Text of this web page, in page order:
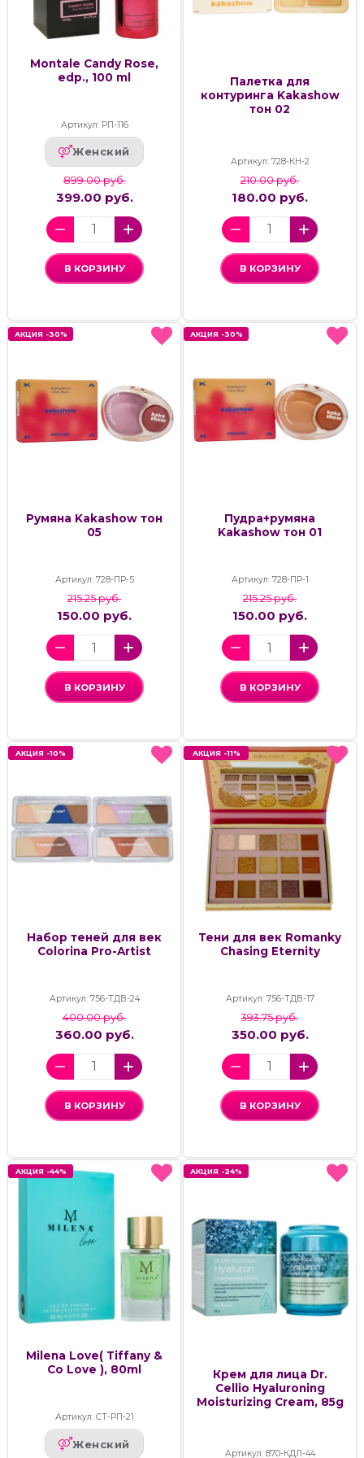
Montale Candy Rose,
edp., 100 ml
Артикул: РП-116
Женский
899.00 руб.
399.00 руб.
В КОРЗИНУ
Палетка для
контуринга Kakashow
тон 02
Артикул: 728-КН-2
210.00 руб.
180.00 руб.
В КОРЗИНУ
АКЦИЯ -30%
Румяна Kakashow тон
05
Артикул: 728-ПР-5
АКЦИЯ -30%
215.25 руб.
150.00 руб.
В КОРЗИНУ
АКЦИЯ -30%
Пудра+румяна
Kakashow тон 01
Артикул: 728-ПР-1
АКЦИЯ -30%
215.25 руб.
150.00 руб.
В КОРЗИНУ
АКЦИЯ -10%
Набор теней для век
Colorina Pro-Artist
Артикул: 756-ТДВ-24
АКЦИЯ -10%
400.00 руб.
360.00 руб.
В КОРЗИНУ
АКЦИЯ -11%
Тени для век Romanky
Chasing Eternity
Артикул: 756-ТДВ-17
АКЦИЯ -11%
393.75 руб.
350.00 руб.
В КОРЗИНУ
АКЦИЯ -44%
Milena Love( Tiffany &
Co Love ), 80ml
Артикул: СТ-РП-21
Женский
АКЦИЯ -44% АКЦИЯ -24%
Крем для лица Dr.
Cellio Hyaluroning
Moisturizing Cream, 85g
Артикул: 870-КДЛ-44
АКЦИЯ -24%